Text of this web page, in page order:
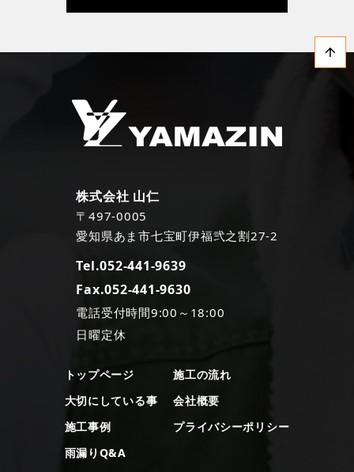
株式会社 山仁
〒497-0005
愛知県あま市七宝町伊福弐之割27-2
Tel.052-441-9639
Fax.052-441-9630
電話受付時間9:00～18:00
日曜定休
トップページ
大切にしている事
施工事例
雨漏りQ&A
施工の流れ
会社概要
プライバシーポリシー